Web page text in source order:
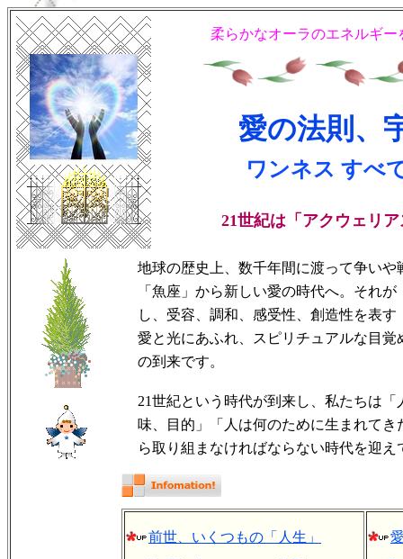
柔らかなオーラのエネルギ
愛の法則、
ワンネス すべ
21世紀は「アクウェリ
地球の歴史上、数千年間に渡って争い
「魚座」から新しい愛の時代へ。それ
し、受容、調和、感受性、創造性を表す
愛と光にあふれ、スピリチュアルな目
の到来です。
21世紀という時代が到来し、私たちは
味、目的」「人は何のために生まれて
ら取り組まなければならない時代を迎え
前世、いくつもの「人生」